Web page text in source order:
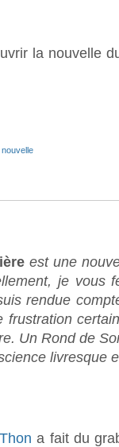
la nouvelle
nouvelle
est une
je vous
rendue
frustration
Un Rond de
livresque
a fait du